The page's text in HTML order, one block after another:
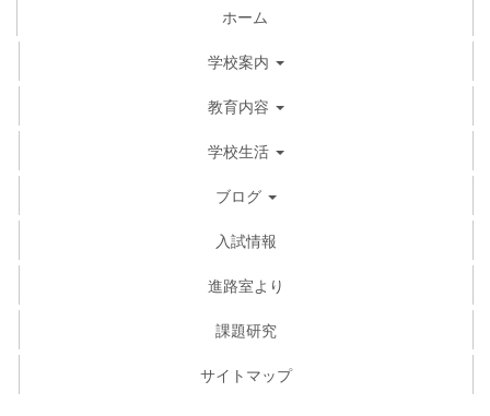
ホーム
学校案内
教育内容
学校生活
ブログ
入試情報
進路室より
課題研究
サイトマップ